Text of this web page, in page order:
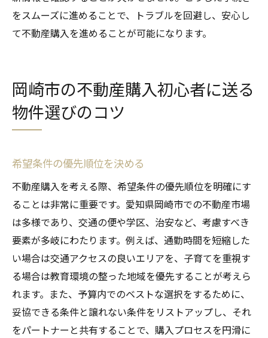
をスムーズに進めることで、トラブルを回避し、安心し
て不動産購入を進めることが可能になります。
岡崎市の不動産購入初心者に送る
物件選びのコツ
希望条件の優先順位を決める
不動産購入を考える際、希望条件の優先順位を明確にす
ることは非常に重要です。愛知県岡崎市での不動産市場
は多様であり、交通の便や学区、治安など、考慮すべき
要素が多岐にわたります。例えば、通勤時間を短縮した
い場合は交通アクセスの良いエリアを、子育てを重視す
る場合は教育環境の整った地域を優先することが考えら
れます。また、予算内でのベストな選択をするために、
妥協できる条件と譲れない条件をリストアップし、それ
をパートナーと共有することで、購入プロセスを円滑に